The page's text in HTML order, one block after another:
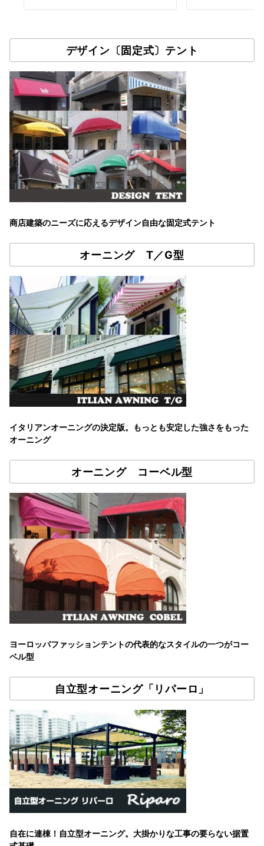
デザイン〔固定式〕テント
商店建築のニーズに応えるデザイン自由な固定式テント
オーニング T／G型
イタリアンオーニングの決定版。もっとも安定した強さをもった
オーニング
オーニング コーベル型
ヨーロッパファッションテントの代表的なスタイルの一つがコー
ベル型
自立型オーニング「リパーロ」
自在に連棟！自立型オーニング。大掛かりな工事の要らない据置